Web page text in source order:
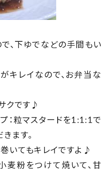
、下ゆでなどの手間もい
キレイなので、お弁当な
クです♪
：粒マスタードを1:1:1で
ます。
いてもキレイですよ♪
麦粉をつけて焼いて、甘